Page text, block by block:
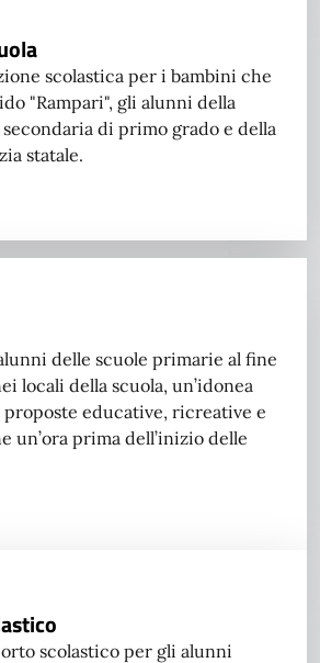
scolastica per i bambini che
"Rampari", gli alunni della
di primo grado e della
statale.
delle scuole primarie al fine
locali della scuola, un’idonea
proposte educative, ricreative e
un’ora prima dell’inizio delle
scolastico per gli alunni